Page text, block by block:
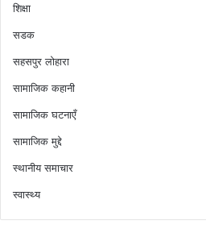
शिक्षा
सडक
सहसपुर लोहारा
सामाजिक कहानी
सामाजिक घटनाएँ
सामाजिक मुद्दे
स्थानीय समाचार
स्वास्थ्य